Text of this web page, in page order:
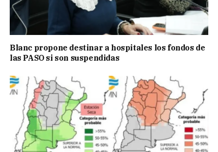
Blanc propone destinar a hospitales los fondos de
las PASO si son suspendidas